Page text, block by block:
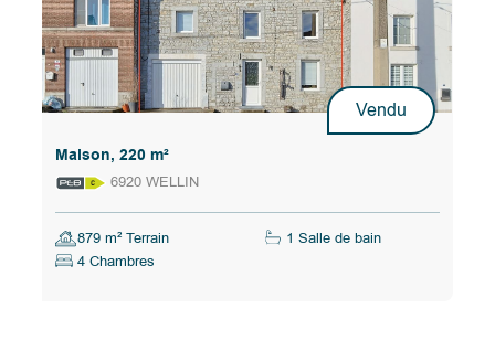
Vendu
Maison, 220 m²
6920 WELLIN
879 m² Terrain
1 Salle de bain
4 Chambres